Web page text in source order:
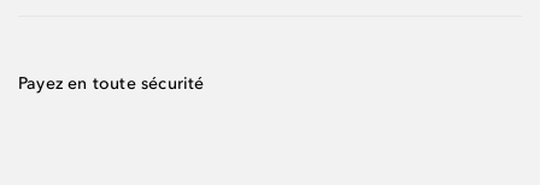
Payez en toute sécurité